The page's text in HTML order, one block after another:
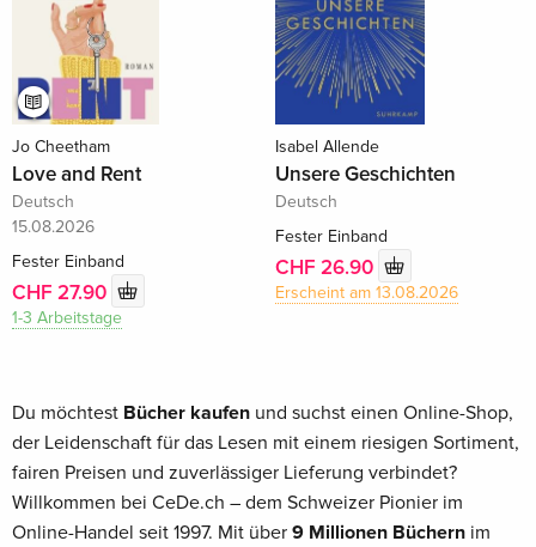
Jo Cheetham
Love and Rent
Deutsch
15.08.2026
Fester Einband
CHF 27.90
1-3 Arbeitstage
Isabel Allende
Unsere Geschichten
Deutsch
Fester Einband
CHF 26.90
Erscheint am 13.08.2026
Du möchtest Bücher kaufen und suchst einen Online-Shop,
der Leidenschaft für das Lesen mit einem riesigen Sortiment,
fairen Preisen und zuverlässiger Lieferung verbindet?
Willkommen bei CeDe.ch – dem Schweizer Pionier im
Online-Handel seit 1997. Mit über 9 Millionen Büchern im